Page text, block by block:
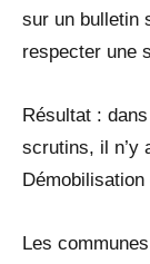
sur un bulletin
respecter une
Résultat :
scrutins, il n’y
Les